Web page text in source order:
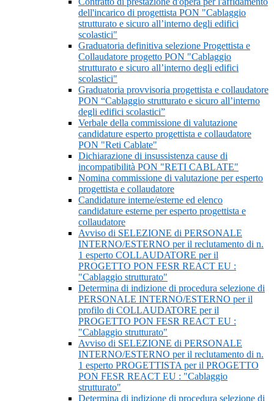
dell'incarico di progettista PON "Cablaggio
strutturato e sicuro all’interno degli edifici
scolastici"
Graduatoria definitiva selezione Progettista e
Collaudatore progetto PON "Cablaggio
strutturato e sicuro all’interno degli edifici
scolastici"
Graduatoria provvisoria progettista e collaudatore
PON “Cablaggio strutturato e sicuro all’interno
degli edifici scolastici”
Verbale della commissione di valutazione
candidature esperto progettista e collaudatore
PON "Reti Cablate"
Dichiarazione di insussistenza cause di
incompatibilità PON "RETI CABLATE"
Nomina commissione di valutazione per esperto
progettista e collaudatore
Candidature interne/esterne ed elenco
candidature esterne per esperto progettista e
collaudatore
Avviso di SELEZIONE di PERSONALE
INTERNO/ESTERNO per il reclutamento di n.
1 esperto COLLAUDATORE per il
PROGETTO PON FESR REACT EU :
"Cablaggio strutturato"
Determina di indizione di procedura selezione di
PERSONALE INTERNO/ESTERNO per il
profilo di COLLAUDATORE per il
PROGETTO PON FESR REACT EU :
"Cablaggio strutturato"
Avviso di SELEZIONE di PERSONALE
INTERNO/ESTERNO per il reclutamento di n.
1 esperto PROGETTISTA per il PROGETTO
PON FESR REACT EU : "Cablaggio
strutturato"
Determina di indizione di procedura selezione di